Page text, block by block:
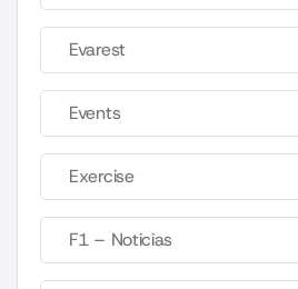
Evarest
Events
Exercise
F1 – Noticias